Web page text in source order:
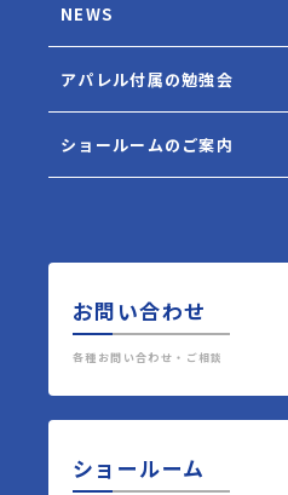
NEWS
アパレル付属の勉強会
ショールームのご案内
お問い合わせ
各種お問い合わせ・ご相談
ショールーム